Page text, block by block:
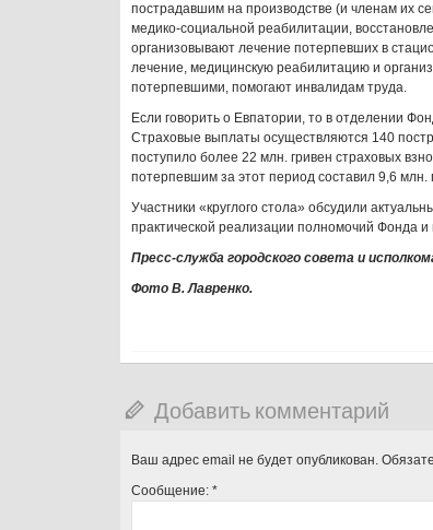
пострадавшим на производстве (и членам их
медико-социальной реабилитации,
организовывают лечение потерпевших в
лечение, медицинскую реабилитацию и
потерпевшими, помогают инвалидам труда.
Если говорить о Евпатории, то в отделении
Страховые выплаты осуществляются 140
поступило более 22 млн. гривен страховых
потерпевшим за этот период составил 9,6 млн.
Участники «круглого стола» обсудили
практической реализации полномочий Фонда
Пресс-служба городского совета и
Фото В. Лавренко.
Добавить комментарий
Ваш адрес email не будет опубликован.
Сообщение: *